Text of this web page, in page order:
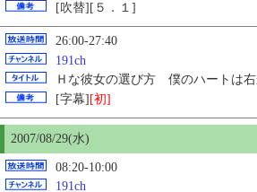
[吹替][５．１]
26:00-27:40
191ch
Ｈな彼女の選び方 僕のハートは
[字幕] [初]
2007/08/29(水)
08:20-10:00
191ch